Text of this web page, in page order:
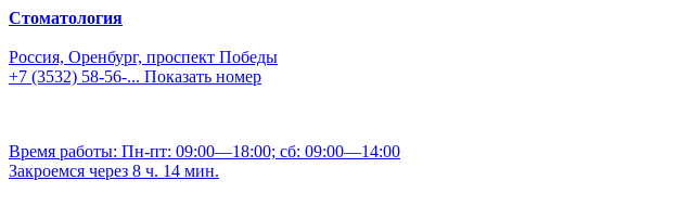
Стоматология
Россия, Оренбург, проспект Победы
+7 (3532) 58-56-... Показать номер
Время работы: Пн-пт: 09:00—18:00; сб: 09:00—14:00
Закроемся через 8 ч. 14 мин.